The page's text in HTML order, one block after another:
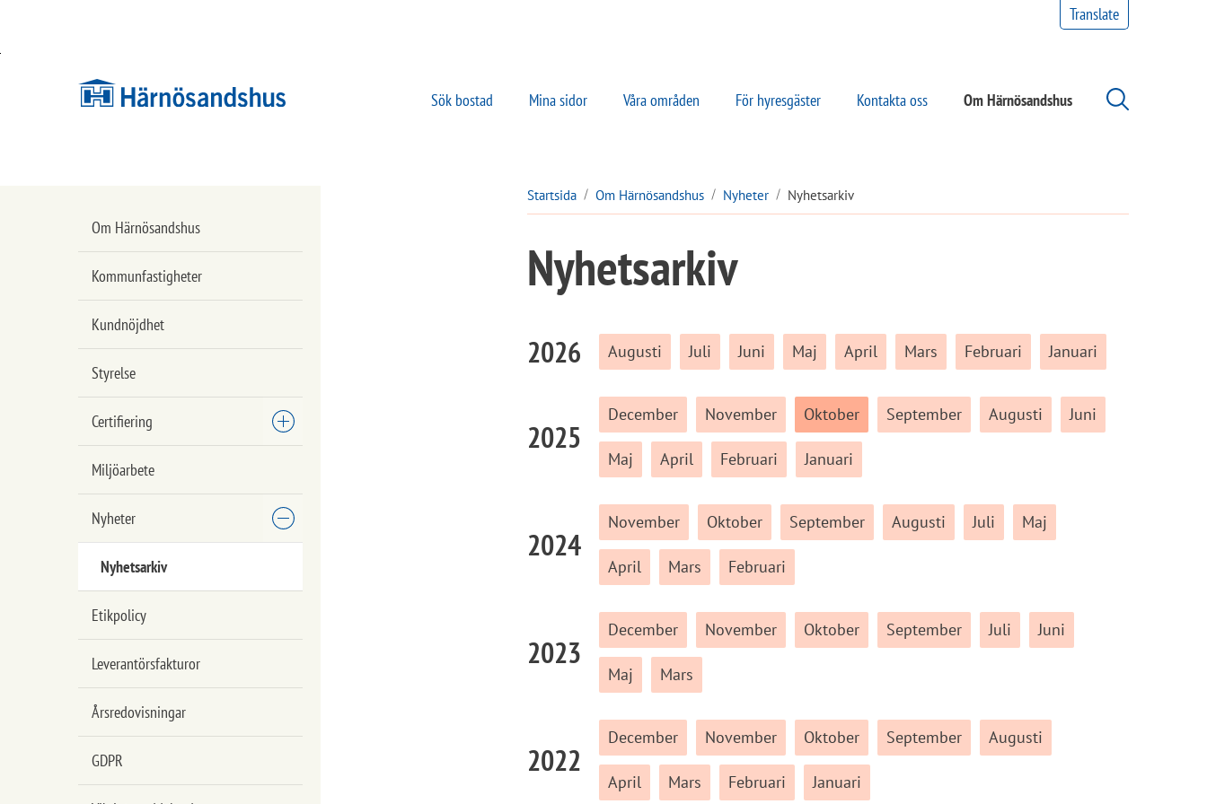
Translate
Sök bostad Mina sidor Våra områden För hyresgäster Kontakta oss Om Härnösandshus
Om Härnösandshus
Kommunfastigheter
Kundnöjdhet
Styrelse
Certifiering
Miljöarbete
Nyheter
Nyhetsarkiv
Etikpolicy
Leverantörsfakturor
Årsredovisningar
GDPR
Startsida Om Härnösandshus Nyheter Nyhetsarkiv
Nyhetsarkiv
2026 Augusti Juli Juni Maj April Mars Februari Januari
2025
December November Oktober September Augusti Juni
Maj April Februari Januari
2024
November Oktober September Augusti Juli Maj
April Mars Februari
2023
December November Oktober September Juli Juni
Maj Mars
2022
December November Oktober September Augusti
April Mars Februari Januari